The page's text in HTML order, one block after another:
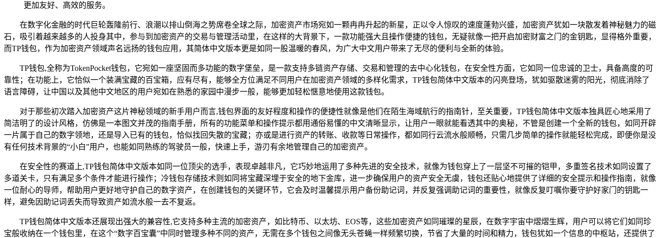
更加友好、高效的服务。
在数字化金融的时代巨轮轰隆前行、浪潮以排山倒海之势席卷全球之际，加密资产市场宛如一颗冉冉升起的新星，正以令人惊叹的速度蓬勃兴盛，加密资产犹如一块散发着神秘魅力的磁
石，吸引着越来越多的人投身其中，参与到加密资产的交易与管理活动里，在这样的大背景下，一款功能强大且操作便捷的钱包，无疑就像一把开启加密财富之门的金钥匙，显得格外重要，
而TP钱包，作为加密资产领域声名远扬的钱包应用，其简体中文版本更是如同一股温暖的春风，为广大中文用户带来了无尽的便利与全新的体验。
TP钱包,全称为TokenPocket钱包，它宛如一座坚固而多功能的数字堡垒，是一款支持多链资产存储、交易和管理的去中心化钱包，在安全性方面，它如同一位忠诚的卫士，具备高度的可
靠性；在功能上，它恰似一个装满宝藏的百宝箱，应有尽有，能够全方位满足不同用户在加密资产领域的多样化需求，TP钱包简体中文版本的闪亮登场，犹如驱散迷雾的阳光，彻底消除了
语言障碍，让中国以及其他中文地区的用户宛如在熟悉的家园中漫步一般，能够更加轻松惬意地使用这款钱包。
对于那些初次踏入加密资产这片神秘领域的新手用户而言,钱包界面的友好程度和操作的便捷性就像是他们在陌生海域航行的指南针，至关重要，TP钱包简体中文版本独具匠心地采用了
简洁明了的设计风格，仿佛是一本图文并茂的指南手册，所有的功能菜单和操作提示都用通俗易懂的中文清晰显示，让用户一眼就能看透其中的奥秘，不管是创建一个全新的钱包，如同开辟
一片属于自己的数字领地，还是导入已有的钱包，恰似找回失散的宝藏；亦或是进行资产的转账、收款等日常操作，都如同行云流水般顺畅，只需几步简单的操作就能轻松完成，即便你是没
有任何技术背景的“小白”用户，也能如同熟练的驾驶员一般，快速上手，游刃有余地管理自己的加密资产。
在安全性的赛道上,TP钱包简体中文版本如同一位顶尖的选手，表现卓越非凡，它巧妙地运用了多种先进的安全技术，就像为钱包穿上了一层坚不可摧的铠甲，多重签名技术如同设置了
多道关卡，只有满足多个条件才能进行操作；冷钱包存储技术则如同将宝藏深埋于安全的地下金库，进一步确保用户的资产安全无虞，钱包还贴心地提供了详细的安全提示和操作指南，就像
一位耐心的导师，帮助用户更好地守护自己的数字资产，在创建钱包的关键环节，它会及时温馨提示用户备份助记词，并反复强调助记词的重要性，就像反复叮嘱你要守护好家门的钥匙一
样，避免因助记词丢失而导致资产如流水般一去不复返。
TP钱包简体中文版本还展现出强大的兼容性,它支持多种主流的加密资产，如比特币、以太坊、EOS等，这些加密资产如同璀璨的星辰，在数字宇宙中熠熠生辉，用户可以将它们如同珍
宝般收纳在一个钱包里，在这个“数字百宝囊”中同时管理多种不同的资产，无需在多个钱包之间像无头苍蝇一样频繁切换，节省了大量的时间和精力，钱包犹如一个信息的中枢站，还提供了